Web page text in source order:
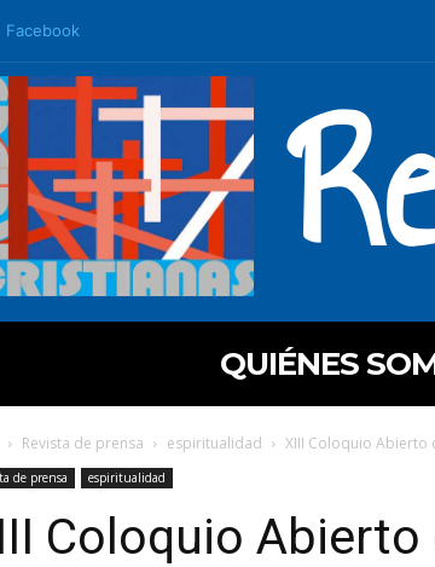
Facebook
QUIÉNES
Revista de prensa espiritualidad XIII Coloquio Abierto
de prensa espiritualidad
Coloquio Abierto